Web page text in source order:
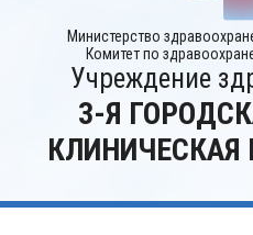
Министерство
Комитет по
Учреждение
3-Я